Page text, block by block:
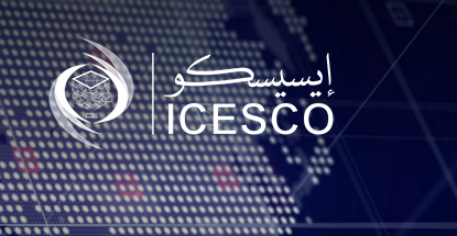
من نحن
مجال عملنا
تأثيرنا
البيانات